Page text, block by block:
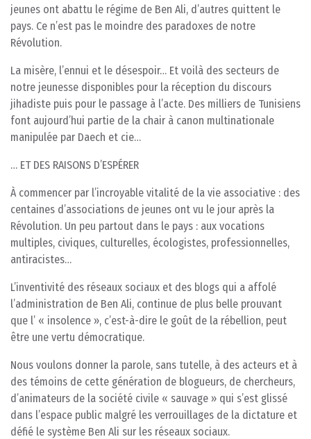
jeunes ont abattu le régime de Ben Ali, d’autres quittent le
pays. Ce n’est pas le moindre des paradoxes de notre
Révolution.
La misère, l’ennui et le désespoir… Et voilà des secteurs de
notre jeunesse disponibles pour la réception du discours
jihadiste puis pour le passage à l’acte. Des milliers de Tunisiens
font aujourd’hui partie de la chair à canon multinationale
manipulée par Daech et cie…
… ET DES RAISONS D’ESPÉRER
À commencer par l’incroyable vitalité de la vie associative : des
centaines d’associations de jeunes ont vu le jour après la
Révolution. Un peu partout dans le pays : aux vocations
multiples, civiques, culturelles, écologistes, professionnelles,
antiracistes…
L’inventivité des réseaux sociaux et des blogs qui a affolé
l’administration de Ben Ali, continue de plus belle prouvant
que l’ « insolence », c’est-à-dire le goût de la rébellion, peut
être une vertu démocratique.
Nous voulons donner la parole, sans tutelle, à des acteurs et à
des témoins de cette génération de blogueurs, de chercheurs,
d’animateurs de la société civile « sauvage » qui s’est glissé
dans l’espace public malgré les verrouillages de la dictature et
défié le système Ben Ali sur les réseaux sociaux.